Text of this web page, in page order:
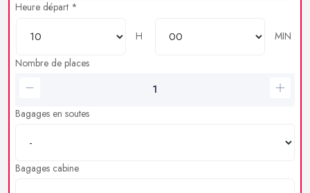
Heure départ *
H
MIN
Nombre de places
Bagages en soutes
Bagages cabine